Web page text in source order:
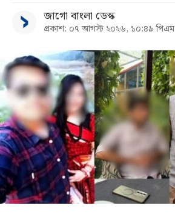
জাগো বাংলা ডেস্ক
প্রকাশ: ০৭ আগস্ট ২০২৬, ১০:৪৯ পিএম